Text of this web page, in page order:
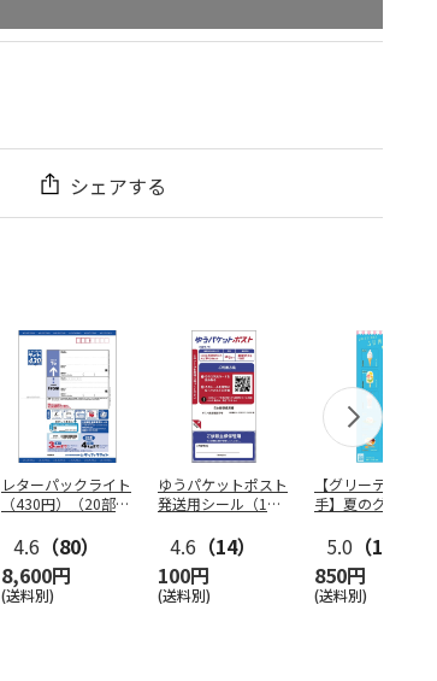
シェアする
レターパックライト
（430円）（20部セ
4.6 （80）
8,600円
(送料別)
ゆうパケットポスト
発送用シール（1個
4.6 （14）
100円
(送料別)
【グリーティング切
手】夏のグリーティ
5.0 （10）
850円
(送料別)